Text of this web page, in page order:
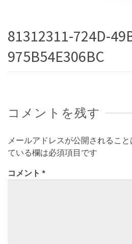
81312311-724D-
975B54E306BC
コメントを残す
メールアドレスが公開されること
ている欄は必須項目です
コメント *